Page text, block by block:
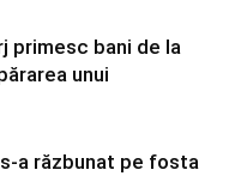
primesc bani de la
unui
a răzbunat pe fosta